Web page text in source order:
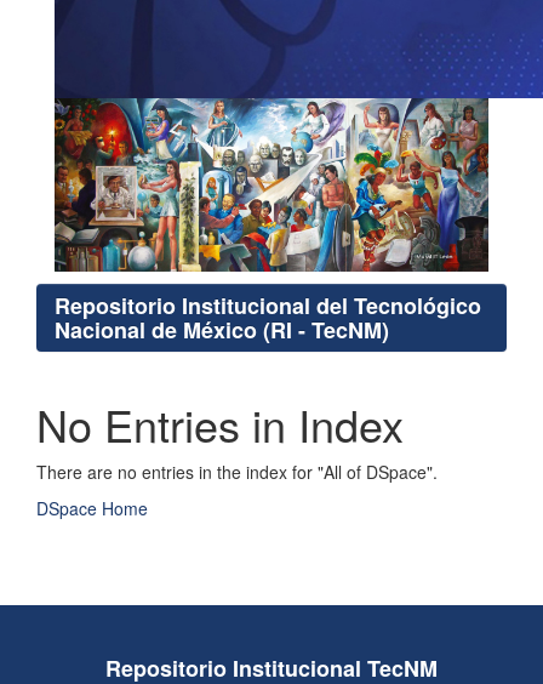
Repositorio Institucional del Tecnológico
Nacional de México (RI - TecNM)
No Entries in Index
There are no entries in the index for "All of DSpace".
DSpace Home
Repositorio Institucional TecNM